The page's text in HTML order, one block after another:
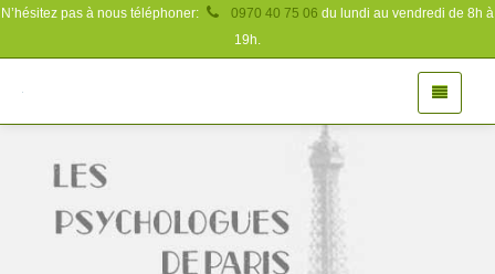
N’hésitez pas à nous téléphoner: 0970 40 75 06 du lundi au vendredi de 8h à
19h.